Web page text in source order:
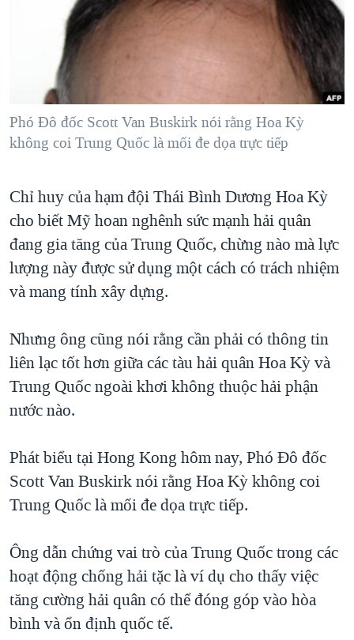
NGƯỜI VIỆT HẢI NGOẠI
ĐỜI SỐNG
KINH TẾ
KHOA HỌC
SỨC KHOẺ
GIÁO DỤC
HÀNH TRÌNH BẦU CỬ 2024
MỘT NĂM CHIẾN TRANH TẠI DẢI GAZA
GIẢI MÃ VÀNH ĐAI & CON ĐƯỜNG
NGÀY TỊ NẠN THẾ GIỚI
TRỊNH VĨNH BÌNH - NGƯỜI HẠ 'BÊN THẮNG CUỘC'
CHI PHÍ CHIẾN TRANH AFGHANISTAN
CÁC GIÁ TRỊ CỘNG HÒA Ở VIỆT NAM
THƯỢNG ĐỈNH TRUMP-KIM TẠI VIỆT NAM
TRỊNH VĨNH BÌNH VS. CHÍNH PHỦ VIỆT NAM
BÊN KIA QUỐC LỘ: TIẾNG VỌNG TỪ NÔNG THÔN MỸ
QUAN HỆ VIỆT MỸ
MẠNG XÃ HỘI
Phó Đô đốc Scott Van Buskirk nói rằng Hoa Kỳ
không coi Trung Quốc là mối đe dọa trực tiếp
Chỉ huy của hạm đội Thái Bình Dương Hoa Kỳ
cho biết Mỹ hoan nghênh sức mạnh hải quân
đang gia tăng của Trung Quốc, chừng nào mà lực
lượng này được sử dụng một cách có trách nhiệm
và mang tính xây dựng.
Nhưng ông cũng nói rằng cần phải có thông tin
liên lạc tốt hơn giữa các tàu hải quân Hoa Kỳ và
Trung Quốc ngoài khơi không thuộc hải phận
nước nào.
Phát biểu tại Hong Kong hôm nay, Phó Đô đốc
Scott Van Buskirk nói rằng Hoa Kỳ không coi
Trung Quốc là mối đe dọa trực tiếp.
Ông dẫn chứng vai trò của Trung Quốc trong các
hoạt động chống hải tặc là ví dụ cho thấy việc
tăng cường hải quân có thể đóng góp vào hòa
bình và ổn định quốc tế.